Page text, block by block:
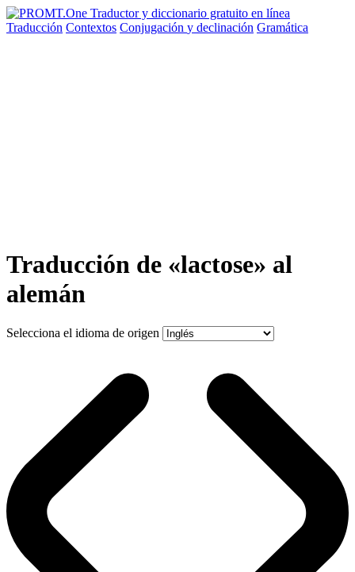
Traducción Contextos Conjugación y declinación Gramática
Traducción de «lactose» al
alemán
Selecciona el idioma de origen